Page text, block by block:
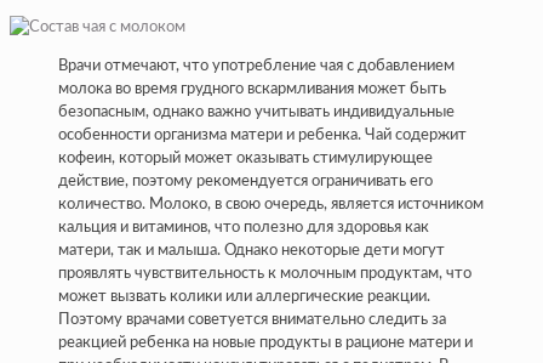
Врачи отмечают, что употребление чая с добавлением
молока во время грудного вскармливания может быть
безопасным, однако важно учитывать индивидуальные
особенности организма матери и ребенка. Чай содержит
кофеин, который может оказывать стимулирующее
действие, поэтому рекомендуется ограничивать его
количество. Молоко, в свою очередь, является источником
кальция и витаминов, что полезно для здоровья как
матери, так и малыша. Однако некоторые дети могут
проявлять чувствительность к молочным продуктам, что
может вызвать колики или аллергические реакции.
Поэтому врачами советуется внимательно следить за
реакцией ребенка на новые продукты в рационе матери и